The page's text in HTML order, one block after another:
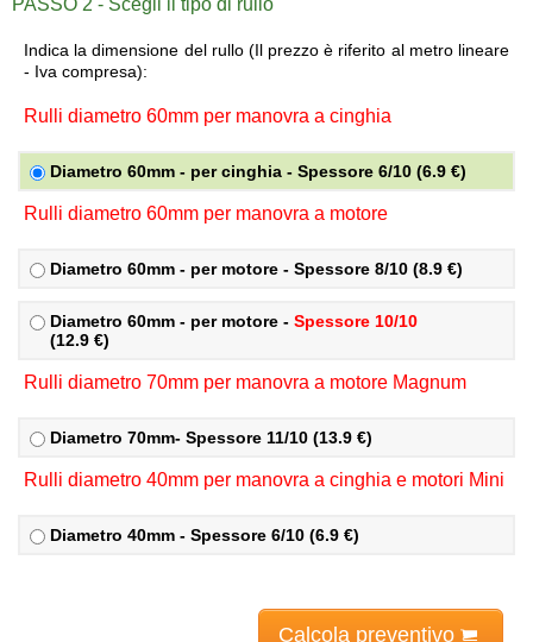
PASSO 2 - Scegli il tipo di rullo
Indica la dimensione del rullo (Il prezzo è riferito al metro lineare
- Iva compresa):
Rulli diametro 60mm per manovra a cinghia
Diametro 60mm - per cinghia - Spessore 6/10 (6.9 €)
Rulli diametro 60mm per manovra a motore
Diametro 60mm - per motore - Spessore 8/10 (8.9 €)
Diametro 60mm - per motore - Spessore 10/10
(12.9 €)
Rulli diametro 70mm per manovra a motore Magnum
Diametro 70mm- Spessore 11/10 (13.9 €)
Rulli diametro 40mm per manovra a cinghia e motori Mini
Diametro 40mm - Spessore 6/10 (6.9 €)
Calcola preventivo